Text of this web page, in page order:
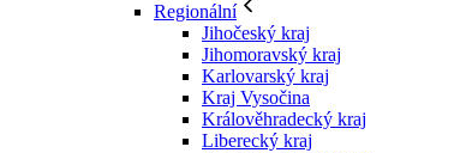
Regionální
Jihočeský kraj
Jihomoravský kraj
Karlovarský kraj
Kraj Vysočina
Králověhradecký kraj
Liberecký kraj